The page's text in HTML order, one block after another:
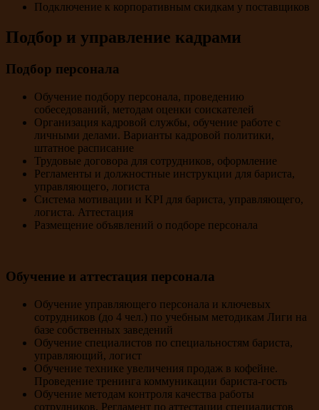
Подключение к корпоративным скидкам у поставщиков
Подбор и управление кадрами
Подбор персонала
Обучение подбору персонала, проведению
собеседований, методам оценки соискателей
Организация кадровой службы, обучение работе с
личными делами. Варианты кадровой политики,
штатное расписание
Трудовые договора для сотрудников, оформление
Регламенты и должностные инструкции для бариста,
управляющего, логиста
Система мотивации и KPI для бариста, управляющего,
логиста. Аттестация
Размещение объявлений о подборе персонала
Обучение и аттестация персонала
Обучение управляющего персонала и ключевых
сотрудников (до 4 чел.) по учебным методикам Лиги на
базе собственных заведений
Обучение специалистов по специальностям бариста,
управляющий, логист
Обучение технике увеличения продаж в кофейне.
Проведение тренинга коммуникации бариста-гость
Обучение методам контроля качества работы
сотрудников. Регламент по аттестации специалистов